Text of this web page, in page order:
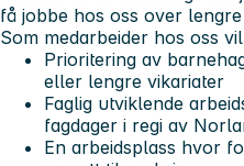
få jobbe hos oss over lengre
Som medarbeider hos oss
Prioritering av
eller lengre vikariater
Faglig utviklende
fagdager i regi av
En arbeidsplass hvor